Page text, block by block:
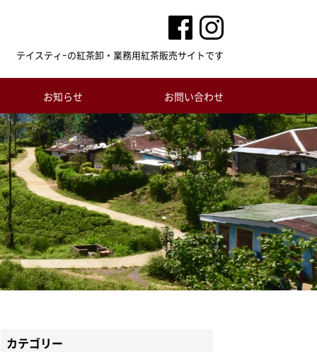
テイスティｰの紅茶卸・業務用紅茶販売サイトです
お知らせ お問い合わせ
カテゴリー